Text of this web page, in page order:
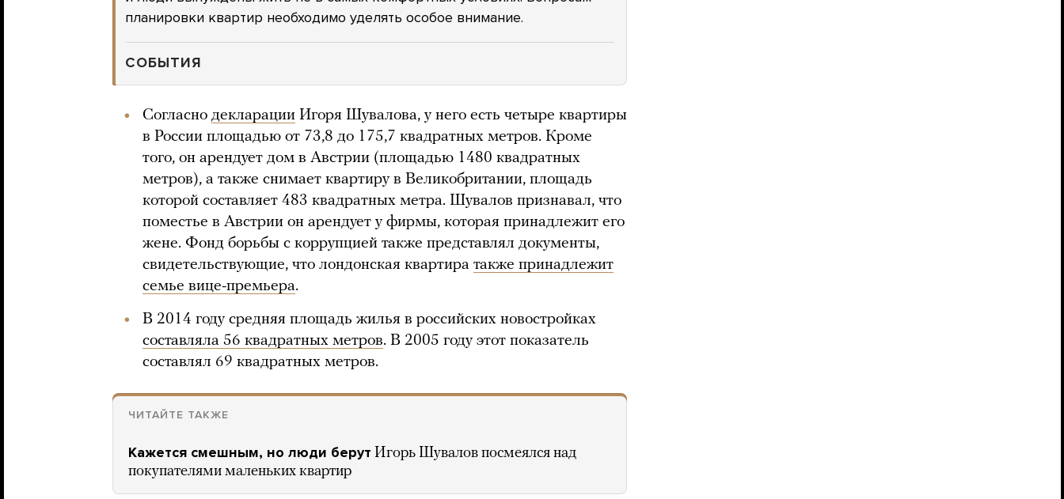
планировки квартир необходимо уделять особое внимание.
СОБЫТИЯ
Согласно декларации Игоря Шувалова, у него есть четыре квартиры
в России площадью от 73,8 до 175,7 квадратных метров. Кроме
того, он арендует дом в Австрии (площадью 1480 квадратных
метров), а также снимает квартиру в Великобритании, площадь
которой составляет 483 квадратных метра. Шувалов признавал, что
поместье в Австрии он арендует у фирмы, которая принадлежит его
жене. Фонд борьбы с коррупцией также представлял документы,
свидетельствующие, что лондонская квартира также принадлежит
семье вице-премьера.
В 2014 году средняя площадь жилья в российских новостройках
составляла 56 квадратных метров. В 2005 году этот показатель
составлял 69 квадратных метров.
ЧИТАЙТЕ ТАКЖЕ
Кажется смешным, но люди берут Игорь Шувалов посмеялся над
покупателями маленьких квартир